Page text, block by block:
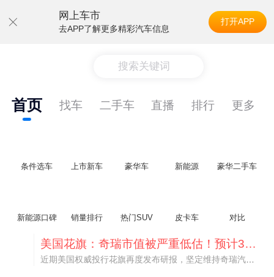
网上车市
去APP了解更多精彩汽车信息
打开APP
搜索关键词
首页 找车 二手车 直播 排行 更多
条件选车 上市新车 豪华车 新能源 豪华二手车
新能源口碑 销量排行 热门SUV 皮卡车 对比
美国花旗：奇瑞市值被严重低估！预计36港元/股
近期美国权威投行花旗再度发布研报，坚定维持奇瑞汽车（09973.HK）买入评级，将其合理目标价定格在36港元/股。对照公司最新25.46港元的二级市场现价，这一目标价意味着股价存在41.4%的可观上行空间，花旗直言，当前资本市场受短期市场情绪、国内车市价格战扰动，明显低估了奇瑞长期价值与全球化成长潜力。